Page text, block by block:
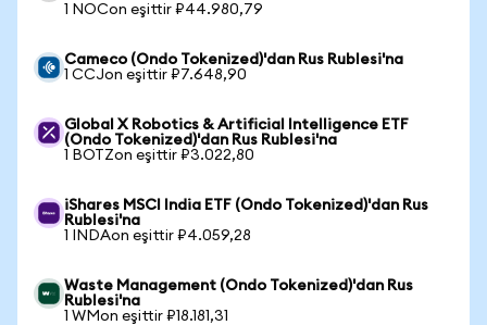
1 NOCon eşittir ₽44.980,79
Cameco (Ondo Tokenized)'dan Rus Rublesi'na
1 CCJon eşittir ₽7.648,90
Global X Robotics & Artificial Intelligence ETF
(Ondo Tokenized)'dan Rus Rublesi'na
1 BOTZon eşittir ₽3.022,80
iShares MSCI India ETF (Ondo Tokenized)'dan Rus
Rublesi'na
1 INDAon eşittir ₽4.059,28
Waste Management (Ondo Tokenized)'dan Rus
Rublesi'na
1 WMon eşittir ₽18.181,31